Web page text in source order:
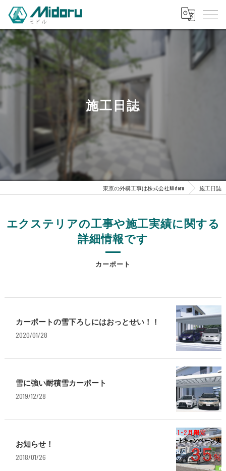
施工日誌
東京の外構工事は株式会社Midoru 施工日誌
エクステリアの工事や施工実績に関する
詳細情報です
カーポート
カーポートの雪下ろしにはおっとせい！！
2020/01/28
雪に強い耐積雪カーポート
2019/12/28
お知らせ！
2018/01/26